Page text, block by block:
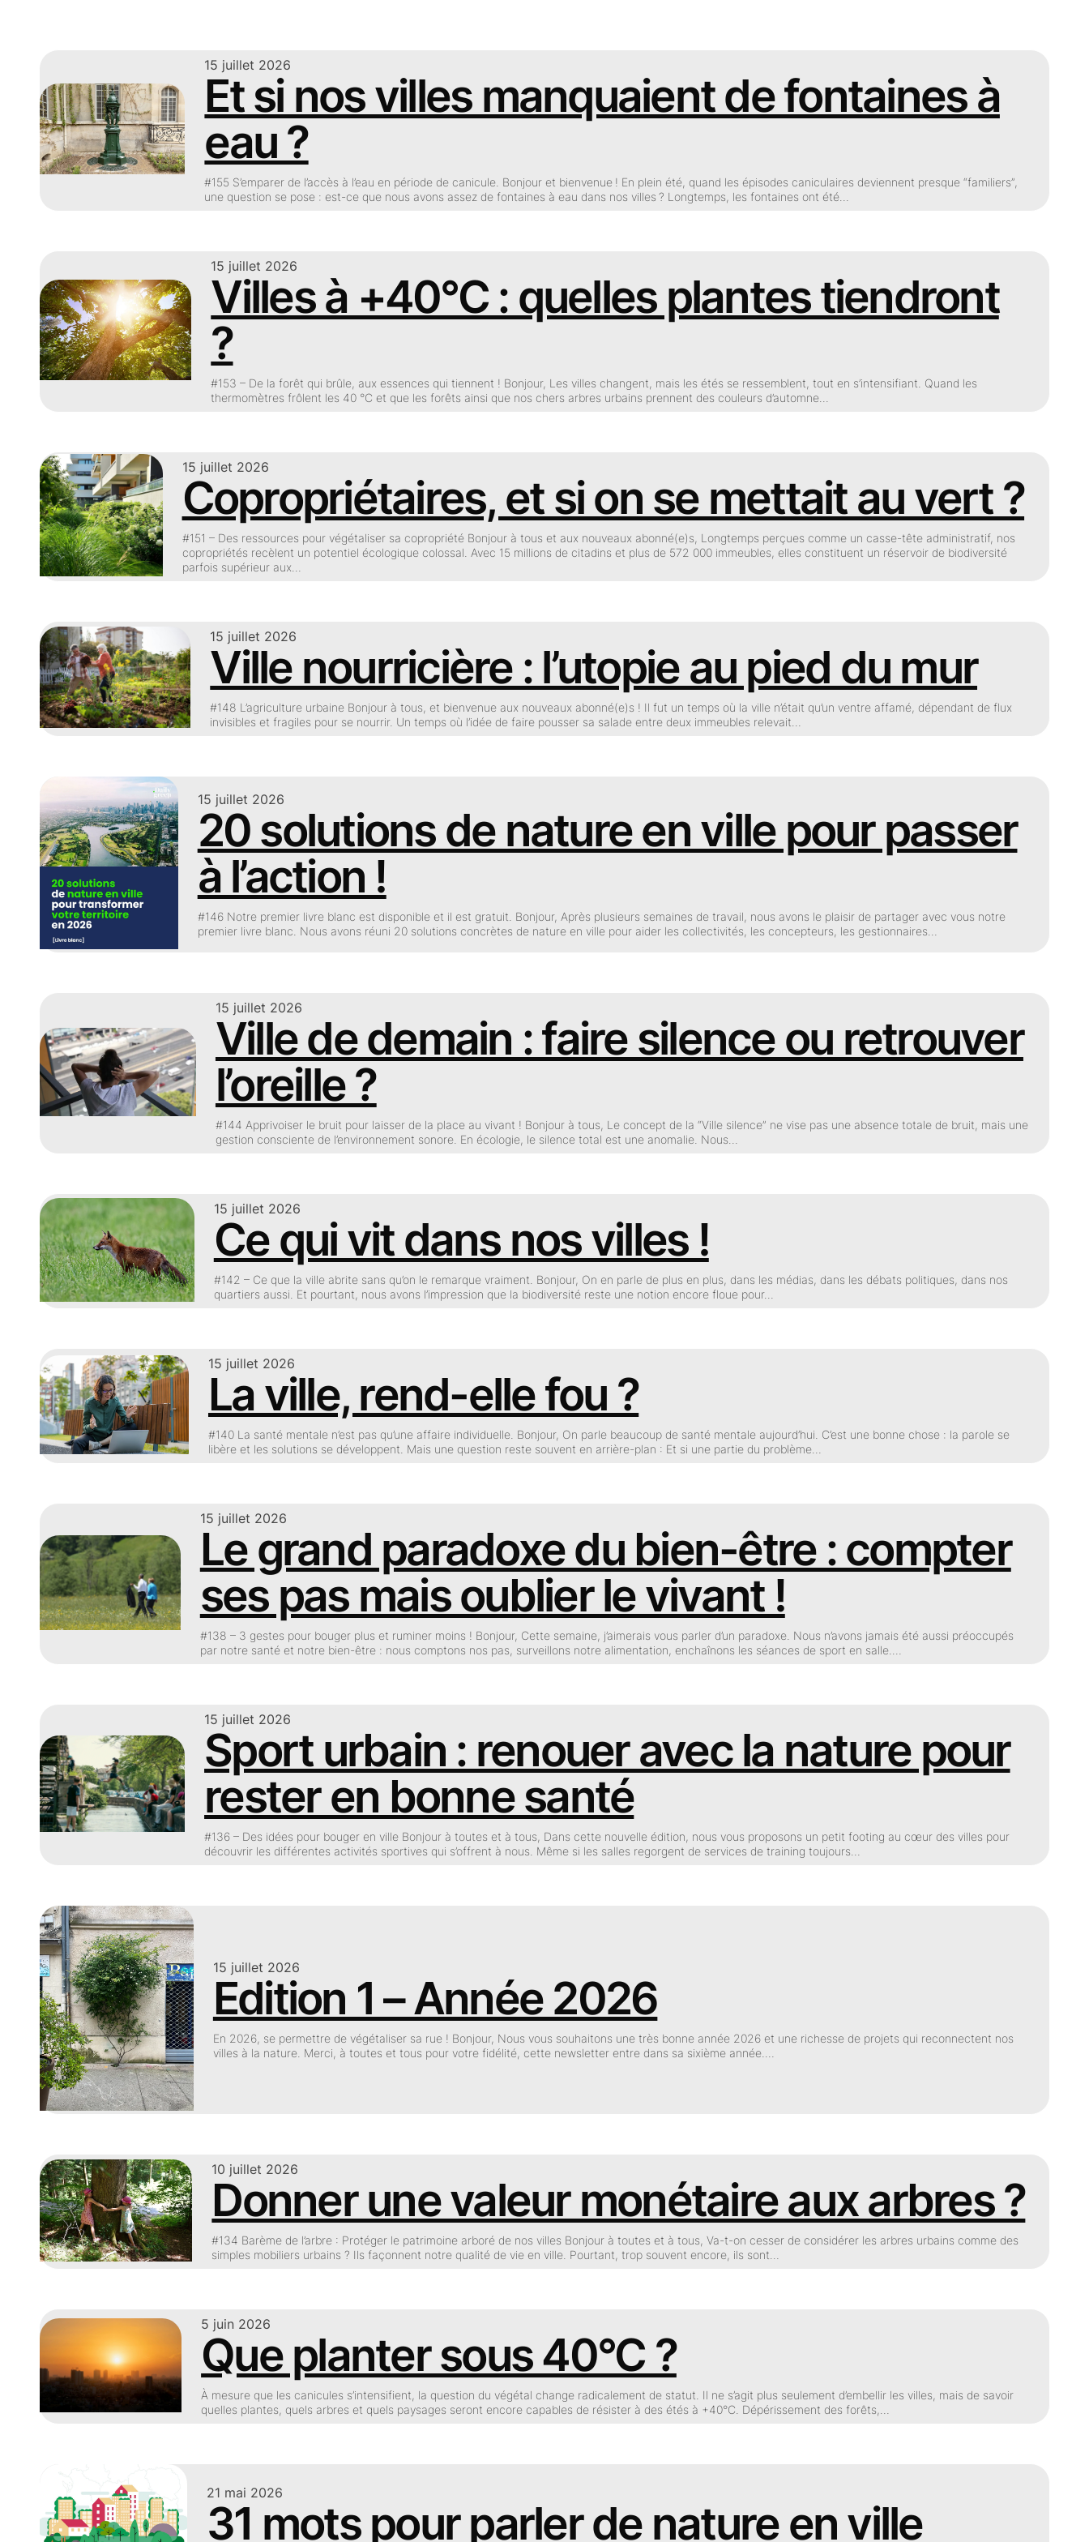
15 juillet 2026
Et si nos villes manquaient de fontaines à
eau ?
#155 S’emparer de l’accès à l’eau en période de canicule. Bonjour et bienvenue ! En plein été, quand les épisodes caniculaires deviennent presque “familiers”,
une question se pose : est-ce que nous avons assez de fontaines à eau dans nos villes ? Longtemps, les fontaines ont été…
15 juillet 2026
Villes à +40°C : quelles plantes tiendront
?
#153 – De la forêt qui brûle, aux essences qui tiennent ! Bonjour, Les villes changent, mais les étés se ressemblent, tout en s’intensifiant. Quand les
thermomètres frôlent les 40 °C et que les forêts ainsi que nos chers arbres urbains prennent des couleurs d’automne…
15 juillet 2026
Copropriétaires, et si on se mettait au vert ?
#151 – Des ressources pour végétaliser sa copropriété Bonjour à tous et aux nouveaux abonné(e)s, Longtemps perçues comme un casse-tête administratif, nos
copropriétés recèlent un potentiel écologique colossal. Avec 15 millions de citadins et plus de 572 000 immeubles, elles constituent un réservoir de biodiversité
parfois supérieur aux…
15 juillet 2026
Ville nourricière : l’utopie au pied du mur
#148 L’agriculture urbaine Bonjour à tous, et bienvenue aux nouveaux abonné(e)s ! Il fut un temps où la ville n’était qu’un ventre affamé, dépendant de flux
invisibles et fragiles pour se nourrir. Un temps où l’idée de faire pousser sa salade entre deux immeubles relevait…
15 juillet 2026
20 solutions de nature en ville pour passer
à l’action !
#146 Notre premier livre blanc est disponible et il est gratuit. Bonjour, Après plusieurs semaines de travail, nous avons le plaisir de partager avec vous notre
premier livre blanc. Nous avons réuni 20 solutions concrètes de nature en ville pour aider les collectivités, les concepteurs, les gestionnaires…
15 juillet 2026
Ville de demain : faire silence ou retrouver
l’oreille ?
#144 Apprivoiser le bruit pour laisser de la place au vivant ! Bonjour à tous, Le concept de la “Ville silence” ne vise pas une absence totale de bruit, mais une
gestion consciente de l’environnement sonore. En écologie, le silence total est une anomalie. Nous…
15 juillet 2026
Ce qui vit dans nos villes !
#142 – Ce que la ville abrite sans qu’on le remarque vraiment. Bonjour, On en parle de plus en plus, dans les médias, dans les débats politiques, dans nos
quartiers aussi. Et pourtant, nous avons l’impression que la biodiversité reste une notion encore floue pour…
15 juillet 2026
La ville, rend-elle fou ?
#140 La santé mentale n’est pas qu’une affaire individuelle. Bonjour, On parle beaucoup de santé mentale aujourd’hui. C’est une bonne chose : la parole se
libère et les solutions se développent. Mais une question reste souvent en arrière-plan : Et si une partie du problème…
15 juillet 2026
Le grand paradoxe du bien-être : compter
ses pas mais oublier le vivant !
#138 – 3 gestes pour bouger plus et ruminer moins ! Bonjour, Cette semaine, j’aimerais vous parler d’un paradoxe. Nous n’avons jamais été aussi préoccupés
par notre santé et notre bien-être : nous comptons nos pas, surveillons notre alimentation, enchaînons les séances de sport en salle.…
15 juillet 2026
Sport urbain : renouer avec la nature pour
rester en bonne santé
#136 – Des idées pour bouger en ville Bonjour à toutes et à tous, Dans cette nouvelle édition, nous vous proposons un petit footing au cœur des villes pour
découvrir les différentes activités sportives qui s’offrent à nous. Même si les salles regorgent de services de training toujours…
15 juillet 2026
Edition 1 – Année 2026
En 2026, se permettre de végétaliser sa rue ! Bonjour, Nous vous souhaitons une très bonne année 2026 et une richesse de projets qui reconnectent nos
villes à la nature. Merci, à toutes et tous pour votre fidélité, cette newsletter entre dans sa sixième année.…
10 juillet 2026
Donner une valeur monétaire aux arbres ?
#134 Barème de l’arbre : Protéger le patrimoine arboré de nos villes Bonjour à toutes et à tous, Va-t-on cesser de considérer les arbres urbains comme des
simples mobiliers urbains ? Ils façonnent notre qualité de vie en ville. Pourtant, trop souvent encore, ils sont…
5 juin 2026
Que planter sous 40°C ?
À mesure que les canicules s’intensifient, la question du végétal change radicalement de statut. Il ne s’agit plus seulement d’embellir les villes, mais de savoir
quelles plantes, quels arbres et quels paysages seront encore capables de résister à des étés à +40°C. Dépérissement des forêts,…
21 mai 2026
31 mots pour parler de nature en ville